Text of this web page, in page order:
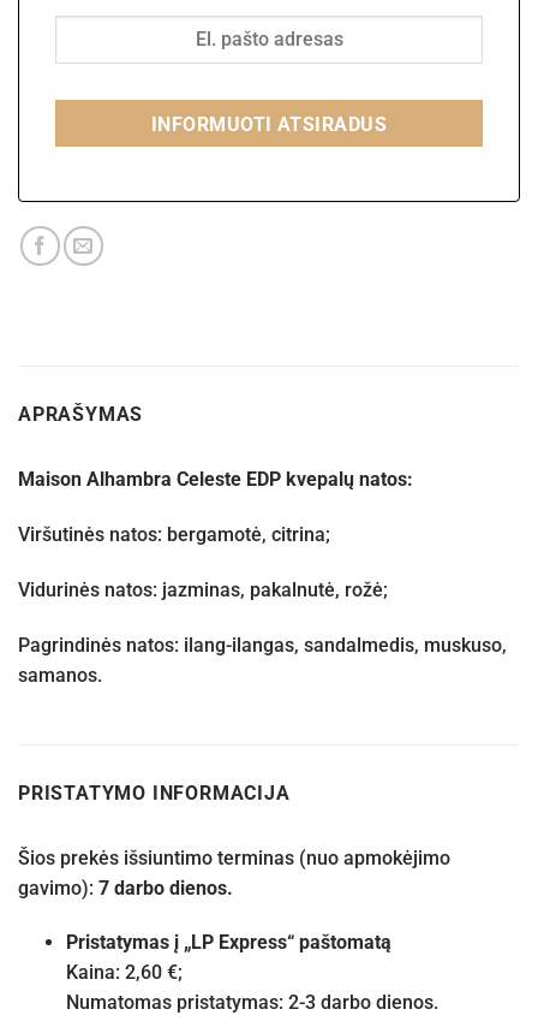
INFORMUOTI ATSIRADUS
APRAŠYMAS
Maison Alhambra Celeste EDP kvepalų natos:
Viršutinės natos: bergamotė, citrina;
Vidurinės natos: jazminas, pakalnutė, rožė;
Pagrindinės natos: ilang-ilangas, sandalmedis, muskuso,
samanos.
PRISTATYMO INFORMACIJA
Šios prekės išsiuntimo terminas (nuo apmokėjimo
gavimo): 7 darbo dienos.
Pristatymas į „LP Express“ paštomatą
Kaina: 2,60 €;
Numatomas pristatymas: 2-3 darbo dienos.